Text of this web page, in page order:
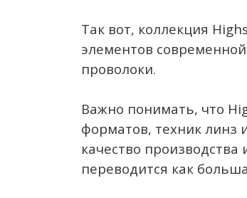
Так вот, коллекция
элементов
проволоки.
Важно понимать, что
форматов, техник линз
качество
переводится как